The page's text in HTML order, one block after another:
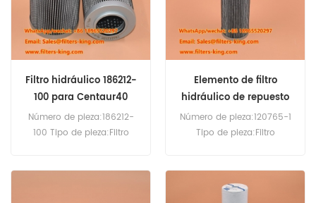
Filtro hidráulico 186212-
100 para Centaur40
Número de pieza:186212-
100 Tipo de pieza:Filtro
Elemento de filtro
hidráulico de repuesto
120765-1
Número de pieza:120765-1
Tipo de pieza:Filtro
de pedido:60 piezas